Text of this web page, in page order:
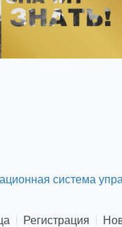
система
Регистрация